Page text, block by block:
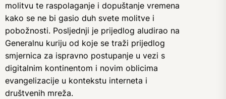
molitvu te raspolaganje i dopuštanje vremena
kako se ne bi gasio duh svete molitve i
pobožnosti. Posljednji je prijedlog aludirao na
Generalnu kuriju od koje se traži prijedlog
smjernica za ispravno postupanje u vezi s
digitalnim kontinentom i novim oblicima
evangelizacije u kontekstu interneta i
društvenih mreža.